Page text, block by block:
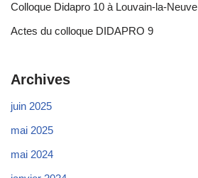
Colloque Didapro 10 à Louvain-la-Neuve
Actes du colloque DIDAPRO 9
Archives
juin 2025
mai 2025
mai 2024